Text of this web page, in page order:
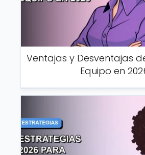
Ventajas y Desventajas
Equipo en